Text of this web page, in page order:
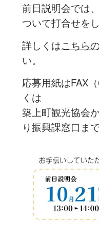
前日説明会では
ついて打合せをし
詳しくはこちら
い。
応募用紙はFAX
くは
築上町観光協会
り振興課窓口ま